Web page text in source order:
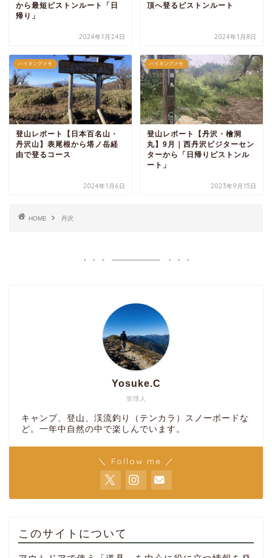
から最短ピストンルート「日
帰り」
2024年1月24日
頂へ登るピストンルート
2024年1月8日
ハイキングメモ
登山レポート【日本百名山・
丹沢山】表尾根から塔ノ岳経
由で登るコース
2024年1月6日
ハイキングメモ
登山レポート【丹沢・檜洞
丸】9月｜西丹沢ビジターセン
ターから「日帰りピストンル
ート」
2023年9月15日
HOME 丹沢
管理人
Yosuke.C
キャンプ、登山、渓流釣り（テンカラ）スノーボードな
ど。一年中自然の中で楽しんでいます。
＼ Follow me ／
このサイトについて